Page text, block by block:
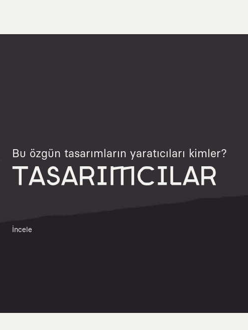
Bu özgün tasarımların yaratıcıları kimler?
TASARIMCILAR
İncele